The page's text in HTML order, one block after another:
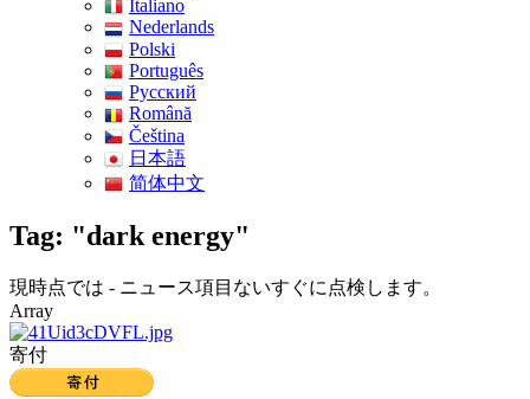
Italiano
Nederlands
Polski
Português
Pусский
Română
Čeština
日本語
简体中文
Tag: "dark energy"
現時点では - ニュース項目ないすぐに点検します。
Array
寄付